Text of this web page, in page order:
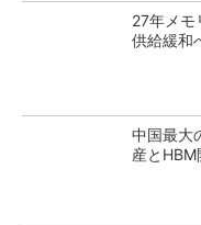
27年メ
供給緩和
中国最大
産と